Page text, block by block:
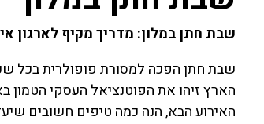
שבת חתן במלון: מדריך מקיף לארגון
שבת חתן הפכה למסורת פופולרית בכל
הארץ זיהו את הפוטנציאל העסקי הטמון
האירוע הבא, הנה כמה טיפים חשובים